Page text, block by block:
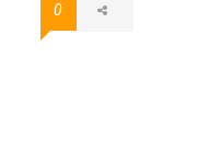
0